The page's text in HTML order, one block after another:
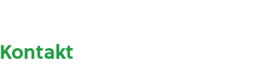
Kontakt